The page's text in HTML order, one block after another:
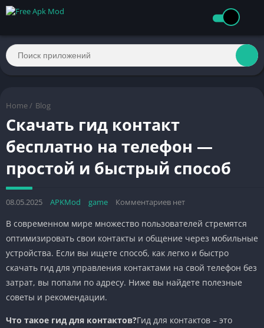
Home / Blog
Скачать гид контакт
бесплатно на телефон —
простой и быстрый способ
08.05.2025 APKMod game Комментариев нет
В современном мире множество пользователей стремятся
оптимизировать свои контакты и общение через мобильные
устройства. Если вы ищете способ, как легко и быстро
скачать гид для управления контактами на свой телефон без
затрат, вы попали по адресу. Ниже вы найдете полезные
советы и рекомендации.
Что такое гид для контактов?Гид для контактов – это